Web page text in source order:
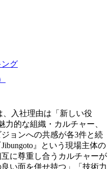
グ
、入社理由は「新しい役
的な組織・カルチャー、
ョンへの共感が各3件と続
』という現場主体の
に尊重し合うカルチャーが
い面を併せ持つ」「技術力